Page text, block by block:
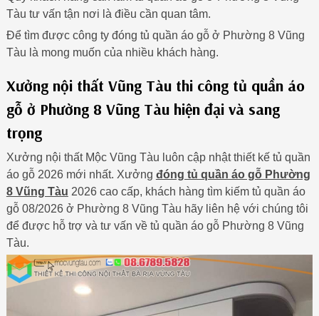
Tàu tư vấn tận nơi là điều cần quan tâm.
Để tìm được công ty đóng tủ quần áo gỗ ở Phường 8 Vũng
Tàu là mong muốn của nhiều khách hàng.
Xưởng nội thất Vũng Tàu thi công tủ quần áo
gỗ ở Phường 8 Vũng Tàu hiện đại và sang
trọng
Xưởng nội thất Mộc Vũng Tàu luôn cập nhật thiết kế tủ quần
áo gỗ 2026 mới nhất. Xưởng đóng tủ quần áo gỗ Phường
8 Vũng Tàu 2026 cao cấp, khách hàng tìm kiếm tủ quần áo
gỗ 08/2026 ở Phường 8 Vũng Tàu hãy liên hệ với chúng tôi
để được hỗ trợ và tư vấn về tủ quần áo gỗ Phường 8 Vũng
Tàu.